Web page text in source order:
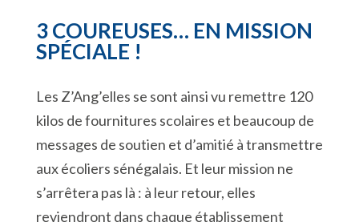
3 COUREUSES… EN MISSION
SPÉCIALE !
Les Z’Ang’elles se sont ainsi vu remettre 120
kilos de fournitures scolaires et beaucoup de
messages de soutien et d’amitié à transmettre
aux écoliers sénégalais. Et leur mission ne
s’arrêtera pas là : à leur retour, elles
reviendront dans chaque établissement